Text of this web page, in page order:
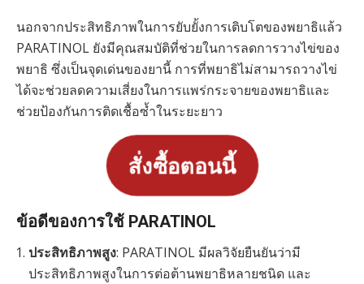
นอกจากประสิทธิภาพในการยับยั้งการเติบโตของพยาธิแล้ว
PARATINOL ยังมีคุณสมบัติที่ช่วยในการลดการวางไข่ของ
พยาธิ ซึ่งเป็นจุดเด่นของยานี้ การที่พยาธิไม่สามารถวางไข่
ได้จะช่วยลดความเสี่ยงในการแพร่กระจายของพยาธิและ
ช่วยป้องกันการติดเชื้อซ้ำในระยะยาว
สั่งซื้อตอนนี้
ข้อดีของการใช้ PARATINOL
ประสิทธิภาพสูง: PARATINOL มีผลวิจัยยืนยันว่ามี
ประสิทธิภาพสูงในการต่อต้านพยาธิหลายชนิด และ